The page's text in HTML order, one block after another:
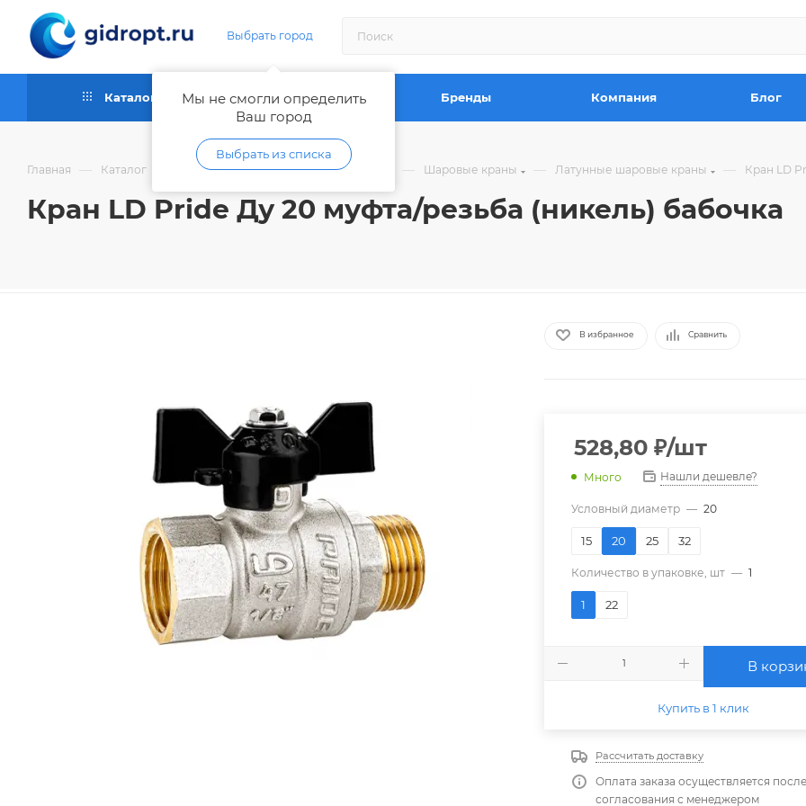
Выбрать город
Мы не смогли определить
Ваш город
Выбрать из списка
Каталог Как купить Бренды Компания Блог
Главная — Каталог Запорная и регулирующая арматура — Шаровые краны — Латунные шаровые краны — Кран LD
Кран LD Pride Ду 20 муфта/резьба (никель) бабочка
В избранное Сравнить
528,80 ₽/шт
Много Нашли дешевле?
Условный диаметр — 20
15 20 25 32
Количество в упаковке, шт — 1
1 22
В
Купить в 1 клик
Рассчитать доставку
Оплата заказа осуществляется
согласования с менеджером